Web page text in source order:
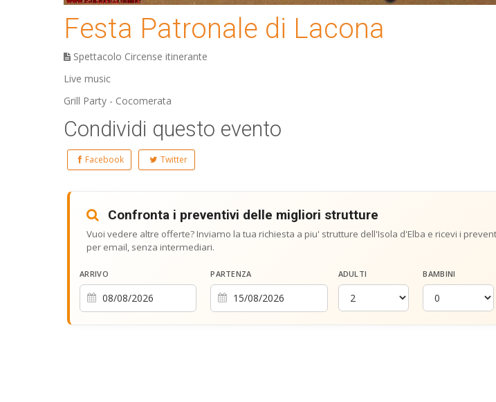
Festa Patronale di Lacona
Spettacolo Circense itinerante
Live music
Grill Party - Cocomerata
Condividi questo evento
Facebook Twitter
Confronta i preventivi delle migliori strutture
Vuoi vedere altre offerte? Inviamo la tua richiesta a piu' strutture dell'Isola d'Elba e ricevi i
per email, senza intermediari.
ARRIVO PARTENZA ADULTI BAMBINI